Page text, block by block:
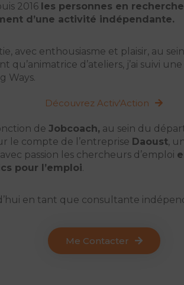
2016 les personnes en
d’une activité indépendante.
avec enthousiasme et plaisir, au
qu’animatrice d’ateliers, j’ai suivi
Ways.
Découvrez Activ'Action
de Jobcoach, au sein du
le compte de l’entreprise Daoust,
passion les chercheurs d’emploi
pour l’emploi.
en tant que consultante
Me Contacter